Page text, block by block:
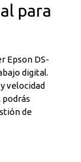
para
Epson DS-
digital.
velocidad
podrás
de